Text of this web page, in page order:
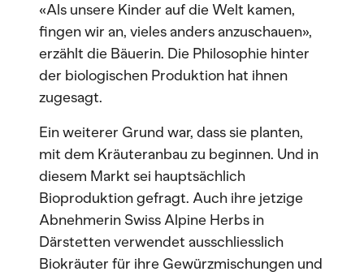
«Als unsere Kinder auf die Welt kamen,
fingen wir an, vieles anders anzuschauen»,
erzählt die Bäuerin. Die Philosophie hinter
der biologischen Produktion hat ihnen
zugesagt.
Ein weiterer Grund war, dass sie planten,
mit dem Kräuteranbau zu beginnen. Und in
diesem Markt sei hauptsächlich
Bioproduktion gefragt. Auch ihre jetzige
Abnehmerin Swiss Alpine Herbs in
Därstetten verwendet ausschliesslich
Biokräuter für ihre Gewürzmischungen und